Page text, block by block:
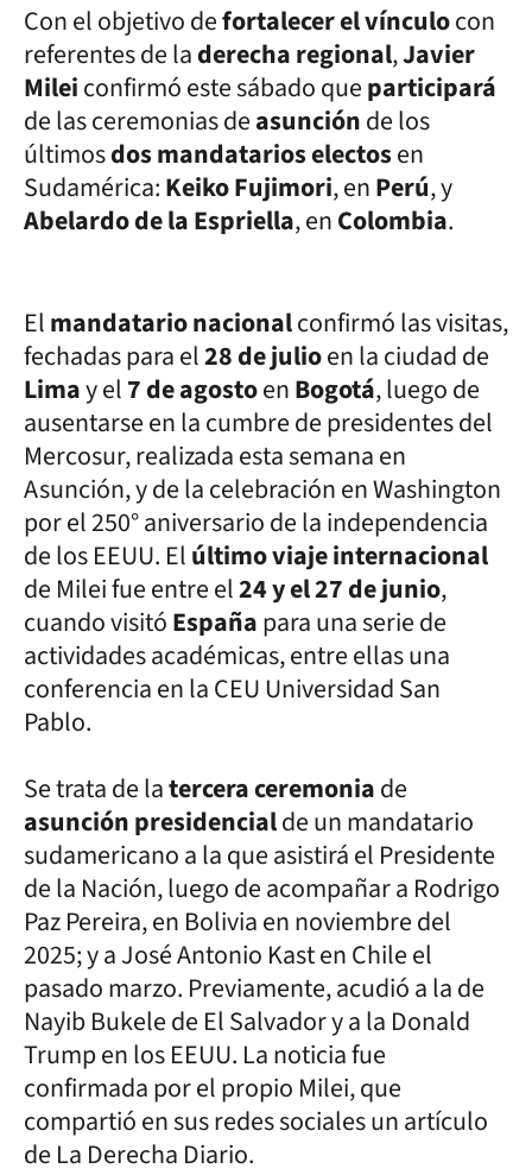
Con el objetivo defortalecer el vínculocon
referentes de laderecha regional,Javier
Mileiconfirmó este sábado queparticipará
de las ceremonias deasunciónde los
últimosdos mandatarios electosen
Sudamérica:Keiko Fujimori, enPerú, y
Abelardo de la Espriella, enColombia.
Elmandatario nacionalconfirmó las visitas,
fechadas para el28 de julioen la ciudad de
Limay el7 de agostoenBogotá, luego de
ausentarse en la cumbre de presidentes del
Mercosur, realizada esta semana en
Asunción, y de la celebración en Washington
por el 250° aniversario de la independencia
de los EEUU. Elúltimo viaje internacional
de Milei fue entre el24 y el 27 de junio,
cuando visitóEspañapara una serie de
actividades académicas, entre ellas una
conferencia en la CEU Universidad San
Pablo.
Se trata de latercera ceremoniade
asunción presidencialde un mandatario
sudamericano a la que asistirá el Presidente
de la Nación, luego de acompañar a Rodrigo
Paz Pereira, en Bolivia en noviembre del
2025; y a José Antonio Kast en Chile el
pasado marzo. Previamente, acudió a la de
Nayib Bukele de El Salvador y a la Donald
Trump en los EEUU. La noticia fue
confirmada por el propio Milei, que
compartió en sus redes sociales un artículo
de La Derecha Diario.